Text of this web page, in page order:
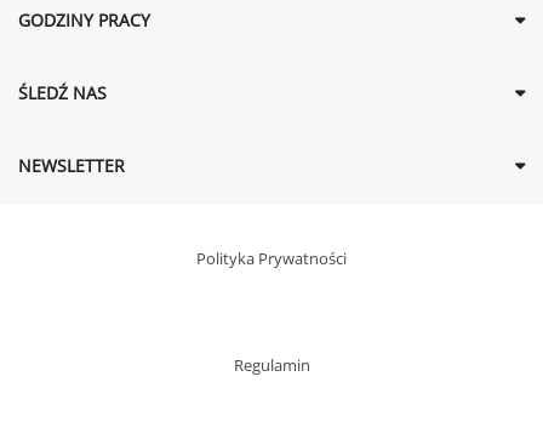
GODZINY PRACY
ŚLEDŹ NAS
NEWSLETTER
Polityka Prywatności
Regulamin